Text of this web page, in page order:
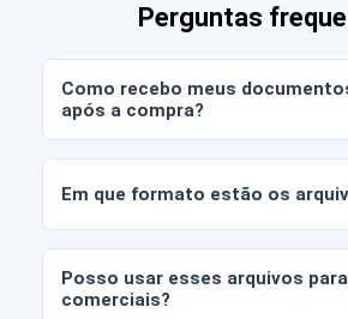
Perguntas
Como recebo meus
após a compra?
conta ou através do link enviado
Em que formato estão os
DPI). Alguns pacotes também
AI ou PDF.
Posso usar esses arquivos
comerciais?